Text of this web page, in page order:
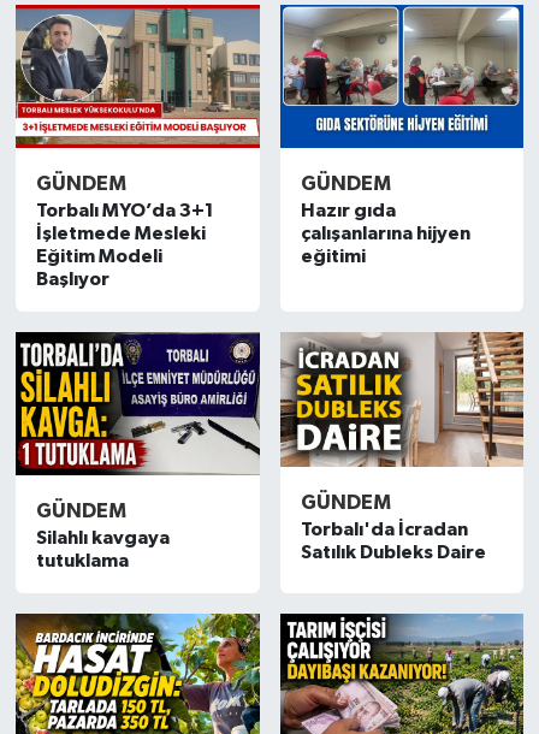
GÜNDEM
Torbalı MYO’da 3+1
İşletmede Mesleki
Eğitim Modeli
Başlıyor
GÜNDEM
Hazır gıda
çalışanlarına hijyen
eğitimi
GÜNDEM
Silahlı kavgaya
tutuklama
GÜNDEM
Torbalı'da İcradan
Satılık Dubleks Daire